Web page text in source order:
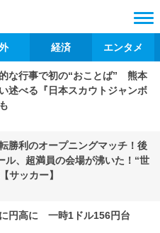
経済 エンタメ
な行事で初の“おことば” 熊本
述べる『日本スカウトジャンボ
勝利のオープニングマッチ！後
ル、超満員の会場が沸いた！“世
サッカー】
に円高に 一時1ドル156円台